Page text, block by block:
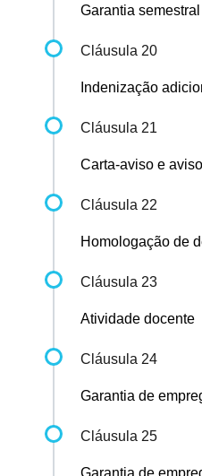
Garantia semestral
Cláusula 20
Indenização
Cláusula 21
Carta-aviso e
Cláusula 22
Homologação de
Cláusula 23
Atividade docente
Cláusula 24
Garantia de
Cláusula 25